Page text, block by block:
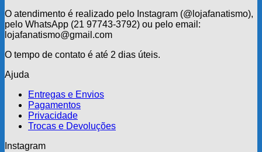
O atendimento é realizado pelo Instagram (@lojafanatismo),
pelo WhatsApp (21 97743-3792) ou pelo email:
lojafanatismo@gmail.com
O tempo de contato é até 2 dias úteis.
Ajuda
Entregas e Envios
Pagamentos
Privacidade
Trocas e Devoluções
Instagram